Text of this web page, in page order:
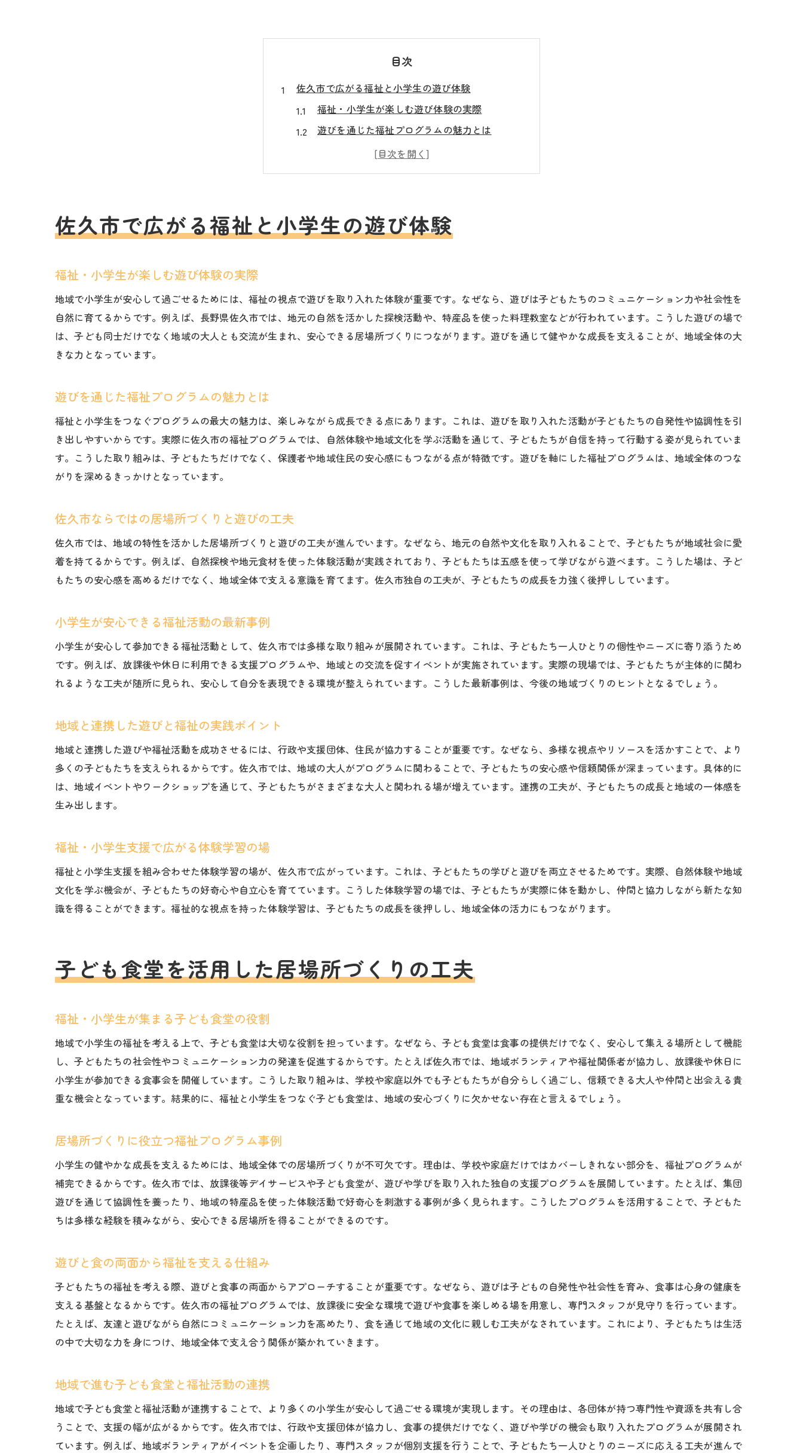
目次
佐久市で広がる福祉と小学生の遊び体験
福祉・小学生が楽しむ遊び体験の実際
遊びを通じた福祉プログラムの魅力とは
佐久市ならではの居場所づくりと遊びの工夫
小学生が安心できる福祉活動の最新事例
福祉・小学生支援で広がる体験学習の場
子ども食堂を活用した居場所づくりの工夫
遊びと食の両面から福祉を支える仕組み
地域で進む子ども食堂と福祉活動の連携
小学生が安心できる居場所の条件を考える
遊び体験がもたらすコミュニケーション力
地域活動と福祉プログラムの相乗効果
協働遊びが生む小学生の成長ポイント
福祉・小学生向けプログラムの効果を解説
安心できる居場所づくりと福祉支援の連携
地域全体で支える子ども福祉プログラム
福祉プログラムの選び方と実践のポイント
放課後に楽しめる福祉と遊びの実践アイデア
地域で広がる遊び支援の最新トレンド
遊びをサポートする支援制度の活用法
地域の補助金を活かした福祉プログラム
福祉活動が小学生の成長に与える影響を探る
福祉・小学生の成長事例をもとに学ぶ
保護者が知りたい福祉支援の成果紹介
小学生が変わる福祉プログラムの実例
成長を促す福祉・遊び活動の実際
小学生が主役となる地域づくりのヒント
地域ボランティアと連携した遊びの工夫
佐久市で広がる福祉と小学生の遊び体験
福祉・小学生が楽しむ遊び体験の実際
地域で小学生が安心して過ごせるためには、福祉の視点で遊びを取り入れた体験が重要です。なぜなら、遊びは子どもたちのコミュニケーション力や社会性を
自然に育てるからです。例えば、長野県佐久市では、地元の自然を活かした探検活動や、特産品を使った料理教室などが行われています。こうした遊びの場で
は、子ども同士だけでなく地域の大人とも交流が生まれ、安心できる居場所づくりにつながります。遊びを通じて健やかな成長を支えることが、地域全体の大
きな力となっています。
遊びを通じた福祉プログラムの魅力とは
福祉と小学生をつなぐプログラムの最大の魅力は、楽しみながら成長できる点にあります。これは、遊びを取り入れた活動が子どもたちの自発性や協調性を引
き出しやすいからです。実際に佐久市の福祉プログラムでは、自然体験や地域文化を学ぶ活動を通じて、子どもたちが自信を持って行動する姿が見られていま
す。こうした取り組みは、子どもたちだけでなく、保護者や地域住民の安心感にもつながる点が特徴です。遊びを軸にした福祉プログラムは、地域全体のつな
がりを深めるきっかけとなっています。
佐久市ならではの居場所づくりと遊びの工夫
佐久市では、地域の特性を活かした居場所づくりと遊びの工夫が進んでいます。なぜなら、地元の自然や文化を取り入れることで、子どもたちが地域社会に愛
着を持てるからです。例えば、自然探検や地元食材を使った体験活動が実践されており、子どもたちは五感を使って学びながら遊べます。こうした場は、子ど
もたちの安心感を高めるだけでなく、地域全体で支える意識を育てます。佐久市独自の工夫が、子どもたちの成長を力強く後押ししています。
小学生が安心できる福祉活動の最新事例
小学生が安心して参加できる福祉活動として、佐久市では多様な取り組みが展開されています。これは、子どもたち一人ひとりの個性やニーズに寄り添うため
です。例えば、放課後や休日に利用できる支援プログラムや、地域との交流を促すイベントが実施されています。実際の現場では、子どもたちが主体的に関わ
れるような工夫が随所に見られ、安心して自分を表現できる環境が整えられています。こうした最新事例は、今後の地域づくりのヒントとなるでしょう。
地域と連携した遊びと福祉の実践ポイント
地域と連携した遊びや福祉活動を成功させるには、行政や支援団体、住民が協力することが重要です。なぜなら、多様な視点やリソースを活かすことで、より
多くの子どもたちを支えられるからです。佐久市では、地域の大人がプログラムに関わることで、子どもたちの安心感や信頼関係が深まっています。具体的に
は、地域イベントやワークショップを通じて、子どもたちがさまざまな大人と関われる場が増えています。連携の工夫が、子どもたちの成長と地域の一体感を
生み出します。
福祉・小学生支援で広がる体験学習の場
福祉と小学生支援を組み合わせた体験学習の場が、佐久市で広がっています。これは、子どもたちの学びと遊びを両立させるためです。実際、自然体験や地域
文化を学ぶ機会が、子どもたちの好奇心や自立心を育てています。こうした体験学習の場では、子どもたちが実際に体を動かし、仲間と協力しながら新たな知
識を得ることができます。福祉的な視点を持った体験学習は、子どもたちの成長を後押しし、地域全体の活力にもつながります。
子ども食堂を活用した居場所づくりの工夫
福祉・小学生が集まる子ども食堂の役割
地域で小学生の福祉を考える上で、子ども食堂は大切な役割を担っています。なぜなら、子ども食堂は食事の提供だけでなく、安心して集える場所として機能
し、子どもたちの社会性やコミュニケーション力の発達を促進するからです。たとえば佐久市では、地域ボランティアや福祉関係者が協力し、放課後や休日に
小学生が参加できる食事会を開催しています。こうした取り組みは、学校や家庭以外でも子どもたちが自分らしく過ごし、信頼できる大人や仲間と出会える貴
重な機会となっています。結果的に、福祉と小学生をつなぐ子ども食堂は、地域の安心づくりに欠かせない存在と言えるでしょう。
居場所づくりに役立つ福祉プログラム事例
小学生の健やかな成長を支えるためには、地域全体での居場所づくりが不可欠です。理由は、学校や家庭だけではカバーしきれない部分を、福祉プログラムが
補完できるからです。佐久市では、放課後等デイサービスや子ども食堂が、遊びや学びを取り入れた独自の支援プログラムを展開しています。たとえば、集団
遊びを通じて協調性を養ったり、地域の特産品を使った体験活動で好奇心を刺激する事例が多く見られます。こうしたプログラムを活用することで、子どもた
ちは多様な経験を積みながら、安心できる居場所を得ることができるのです。
遊びと食の両面から福祉を支える仕組み
子どもたちの福祉を考える際、遊びと食事の両面からアプローチすることが重要です。なぜなら、遊びは子どもの自発性や社会性を育み、食事は心身の健康を
支える基盤となるからです。佐久市の福祉プログラムでは、放課後に安全な環境で遊びや食事を楽しめる場を用意し、専門スタッフが見守りを行っています。
たとえば、友達と遊びながら自然にコミュニケーション力を高めたり、食を通じて地域の文化に親しむ工夫がなされています。これにより、子どもたちは生活
の中で大切な力を身につけ、地域全体で支え合う関係が築かれていきます。
地域で進む子ども食堂と福祉活動の連携
地域で子ども食堂と福祉活動が連携することで、より多くの小学生が安心して過ごせる環境が実現します。その理由は、各団体が持つ専門性や資源を共有し合
うことで、支援の幅が広がるからです。佐久市では、行政や支援団体が協力し、食事の提供だけでなく、遊びや学びの機会も取り入れたプログラムが展開され
ています。例えば、地域ボランティアがイベントを企画したり、専門スタッフが個別支援を行うことで、子どもたち一人ひとりのニーズに応える工夫が進んで